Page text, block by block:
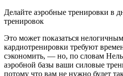
Делайте аэробные тренировки в
тренировок
Это может показаться
кардиотренировки требуют
сэкономить, — но, по словам
аэробной базы ваши силовые
потому что вам не нужно будет